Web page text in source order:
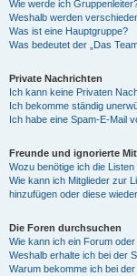
Wie werde ich
Weshalb werden
Was ist eine Hauptgruppe?
Was bedeutet der „Das
Private Nachrichten
Ich kann keine Privaten
Ich bekomme ständig
Ich habe eine Spam-E-Mail
Freunde und ignorierte
Wozu benötige ich die
Wie kann ich Mitglieder zur
hinzufügen oder diese
Die Foren durchsuchen
Wie kann ich ein Forum
Weshalb erhalte ich bei der
Warum bekomme ich bei